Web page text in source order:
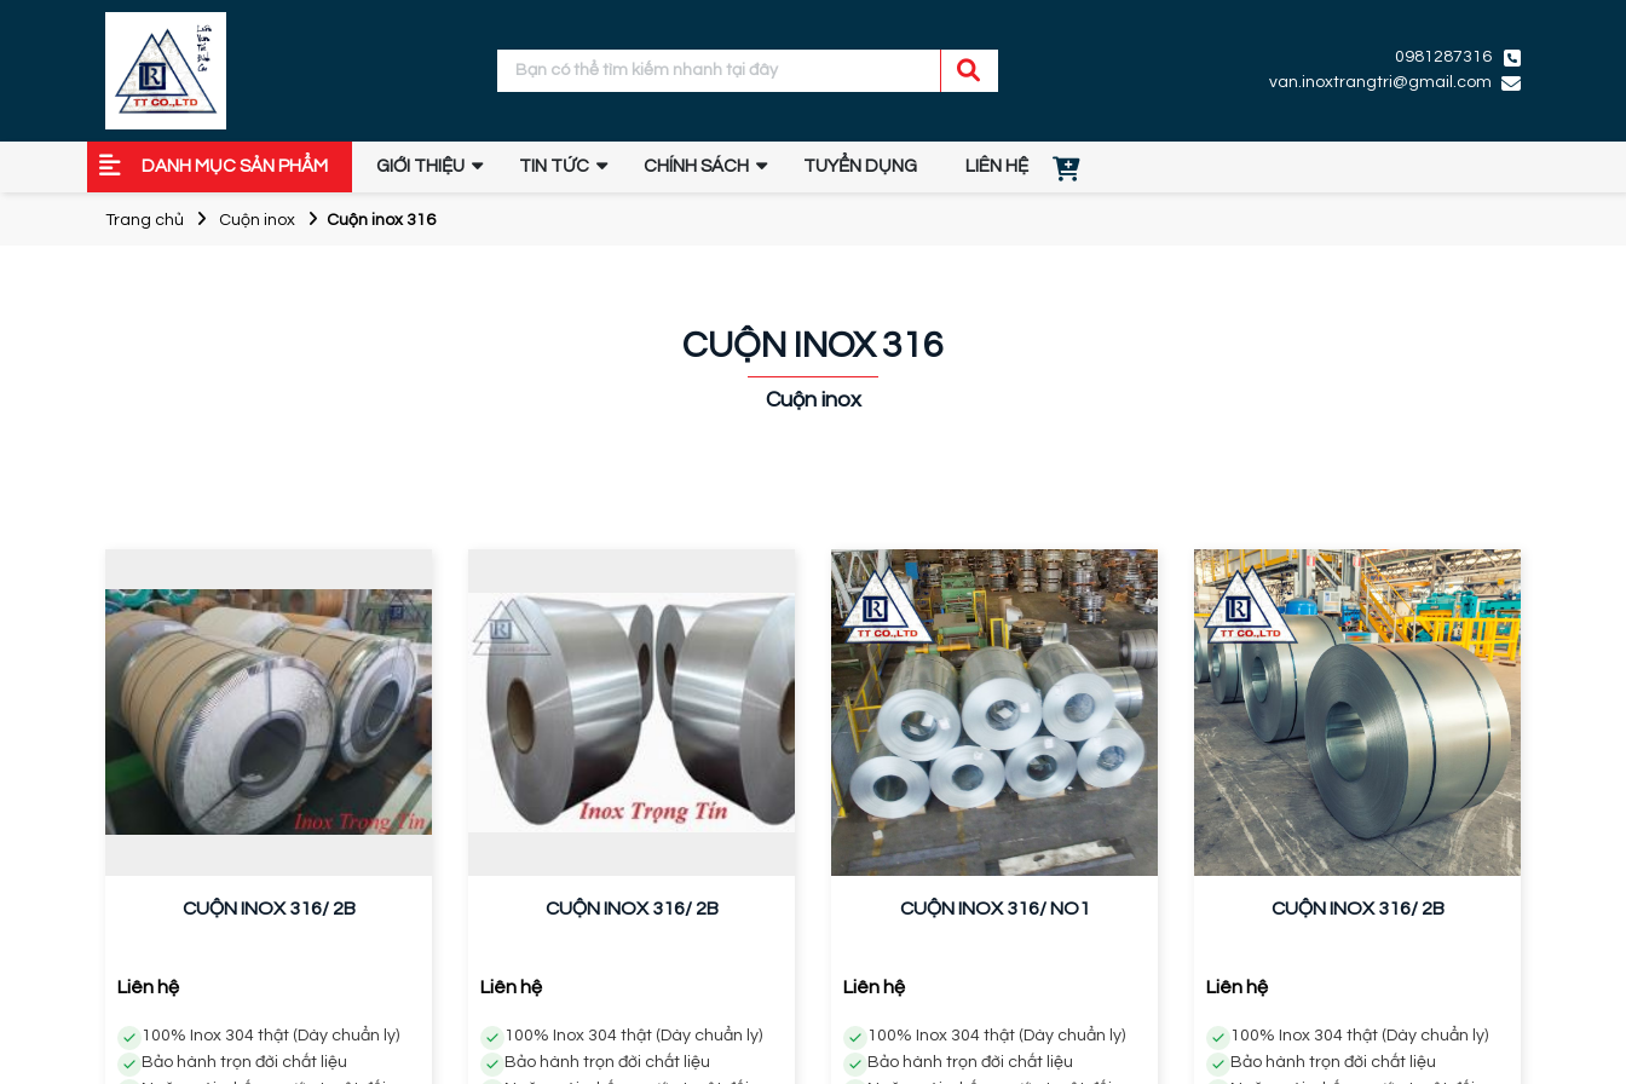
0981287316
van.inoxtrangtri@gmail.com
DANH MỤC SẢN PHẨM GIỚI THIỆU TIN TỨC CHÍNH SÁCH TUYỂN DỤNG LIÊN HỆ
Trang chủ Cuộn inox Cuộn inox 316
CUỘN INOX 316
Cuộn inox
CUỘN INOX 316/ 2B
Liên hệ
100% Inox 304 thật (Dày chuẩn ly)
Bảo hành trọn đời chất liệu
CUỘN INOX 316/ 2B
Liên hệ
100% Inox 304 thật (Dày chuẩn ly)
Bảo hành trọn đời chất liệu
CUỘN INOX 316/ NO1
Liên hệ
100% Inox 304 thật (Dày chuẩn ly)
Bảo hành trọn đời chất liệu
CUỘN INOX 316/ 2B
Liên hệ
100% Inox 304 thật (Dày chuẩn ly)
Bảo hành trọn đời chất liệu